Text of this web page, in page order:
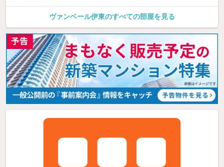
ヴァンベール伊東のすべての部屋を見る